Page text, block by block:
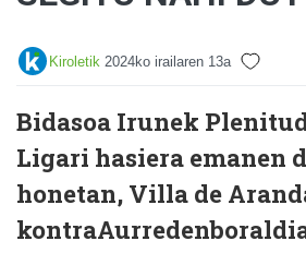
Kiroletik 2024ko irailaren 13a
Bidasoa Irunek
Ligari hasiera emanen
honetan, Villa de